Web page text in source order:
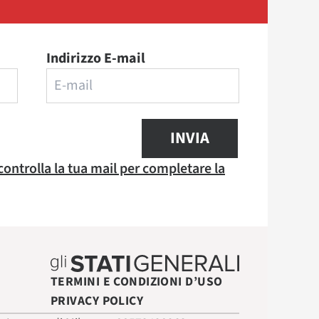
Indirizzo E-mail
INVIA
la tua mail per completare la
TERMINI E CONDIZIONI D’USO
PRIVACY POLICY